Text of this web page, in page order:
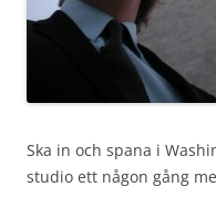
Ska in och spana i
studio ett någon gång